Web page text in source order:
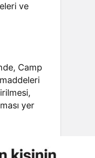
ve
Camp
yer